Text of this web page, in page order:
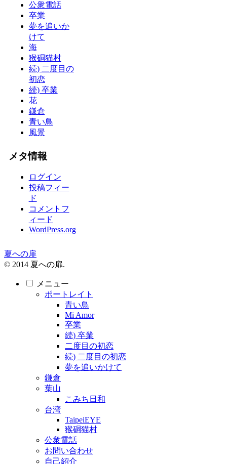
公衆電話
卒業
夢を追いか
けて
海
猴硐猫村
続) 二度目の
初恋
続) 卒業
花
鎌倉
青い鳥
風景
メタ情報
ログイン
投稿フィー
ド
コメントフ
ィード
WordPress.org
夏への扉
© 2014 夏への扉.
メニュー
ポートレイト
青い鳥
Mi Amor
卒業
続) 卒業
二度目の初恋
続) 二度目の初恋
夢を追いかけて
鎌倉
葉山
こみち日和
台湾
TaipeiEYE
猴硐猫村
公衆電話
お問い合わせ
自己紹介